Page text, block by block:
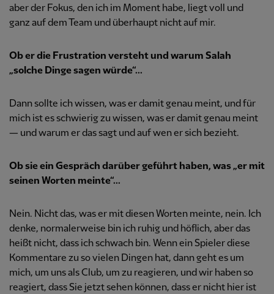
aber der Fokus, den ich im Moment habe, liegt voll und
ganz auf dem Team und überhaupt nicht auf mir.
Ob er die Frustration versteht und warum Salah
„solche Dinge sagen würde“...
Dann sollte ich wissen, was er damit genau meint, und für
mich ist es schwierig zu wissen, was er damit genau meint
— und warum er das sagt und auf wen er sich bezieht.
Ob sie ein Gespräch darüber geführt haben, was „er mit
seinen Worten meinte“...
Nein. Nicht das, was er mit diesen Worten meinte, nein. Ich
denke, normalerweise bin ich ruhig und höflich, aber das
heißt nicht, dass ich schwach bin. Wenn ein Spieler diese
Kommentare zu so vielen Dingen hat, dann geht es um
mich, um uns als Club, um zu reagieren, und wir haben so
reagiert, dass Sie jetzt sehen können, dass er nicht hier ist